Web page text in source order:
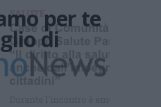
per te
di
alla